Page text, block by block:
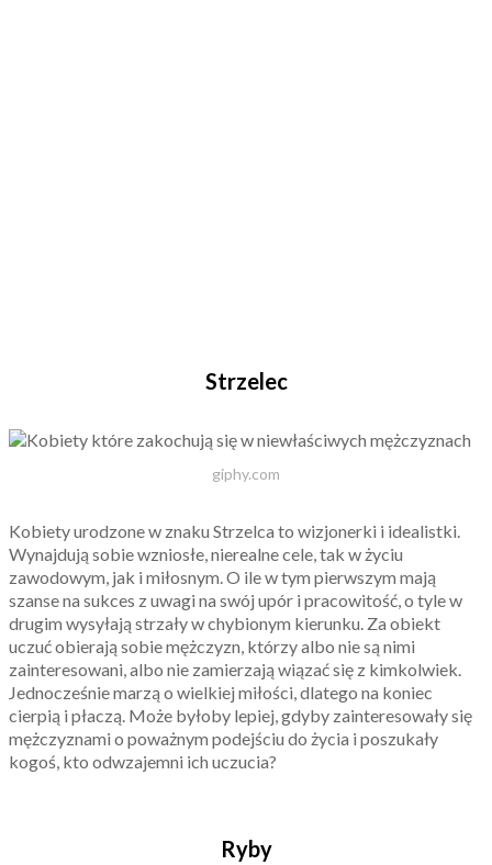
Strzelec
giphy.com
Kobiety urodzone w znaku Strzelca to wizjonerki i idealistki.
Wynajdują sobie wzniosłe, nierealne cele, tak w życiu
zawodowym, jak i miłosnym. O ile w tym pierwszym mają
szanse na sukces z uwagi na swój upór i pracowitość, o tyle w
drugim wysyłają strzały w chybionym kierunku. Za obiekt
uczuć obierają sobie mężczyzn, którzy albo nie są nimi
zainteresowani, albo nie zamierzają wiązać się z kimkolwiek.
Jednocześnie marzą o wielkiej miłości, dlatego na koniec
cierpią i płaczą. Może byłoby lepiej, gdyby zainteresowały się
mężczyznami o poważnym podejściu do życia i poszukały
kogoś, kto odwzajemni ich uczucia?
Ryby